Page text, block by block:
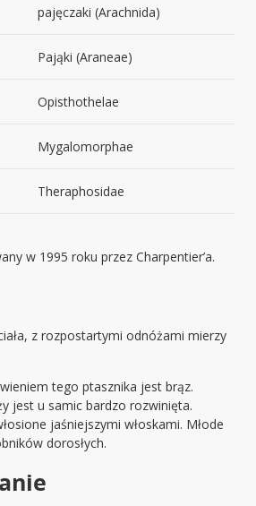
pajęczaki (Arachnida)
Pająki (Araneae)
Opisthothelae
Mygalomorphae
Theraphosidae
w 1995 roku przez Charpentier’a.
z rozpostartymi odnóżami mierzy
tego ptasznika jest brąz.
jest u samic bardzo rozwinięta.
jaśniejszymi włoskami. Młode
dorosłych.